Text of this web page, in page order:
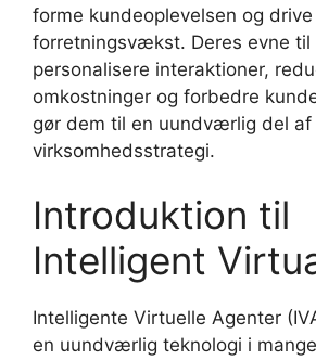
forme kundeoplevelsen og drive
forretningsvækst. Deres evne til
personalisere interaktioner,
omkostninger og forbedre
gør dem til en uundværlig del af
virksomhedsstrategi.
Introduktion til
Intelligent
Intelligente Virtuelle Agenter
en uundværlig teknologi i